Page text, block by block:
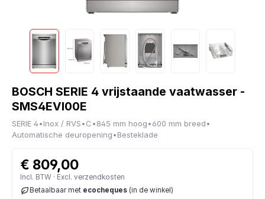
BOSCH SERIE 4 vrijstaande vaatwasser -
SMS4EVI00E
SERIE 4•Inox / RVS•C•845 mm hoog•600 mm breed•
Automatische deuropening•Besteklade
€ 809,00
Incl. BTW · Excl. verzendkosten
Betaalbaar met ecocheques (in de winkel)